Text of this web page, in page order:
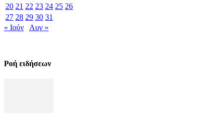
20 21 22 23 24 25 26
27 28 29 30 31
« Ιούν
Αυγ »
Ροή ειδήσεων